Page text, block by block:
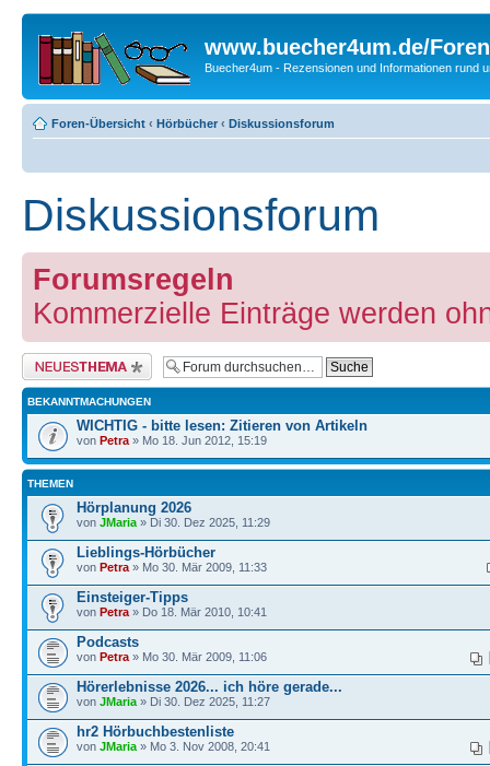
www.buecher4um.de/Foren
Buecher4um - Rezensionen und Informationen rund
Foren-Übersicht ‹ Hörbücher ‹ Diskussionsforum
Diskussionsforum
Forumsregeln
Kommerzielle Einträge werden
Neues Thema erstellen
BEKANNTMACHUNGEN
WICHTIG - bitte lesen: Zitieren von Artikeln
von Petra » Mo 18. Jun 2012, 15:19
THEMEN
Hörplanung 2026
von JMaria » Di 30. Dez 2025, 11:29
Lieblings-Hörbücher
von Petra » Mo 30. Mär 2009, 11:33
Einsteiger-Tipps
von Petra » Do 18. Mär 2010, 10:41
Podcasts
von Petra » Mo 30. Mär 2009, 11:06
Hörerlebnisse 2026... ich höre gerade...
von JMaria » Di 30. Dez 2025, 11:27
hr2 Hörbuchbestenliste
von JMaria » Mo 3. Nov 2008, 20:41